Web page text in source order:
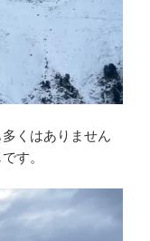
くはありません
す。